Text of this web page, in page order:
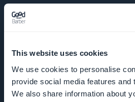
This website uses cookies
We use cookies to personalise
provide social media features and
We also share information about
AZIENDA
Supporto
eccezionale